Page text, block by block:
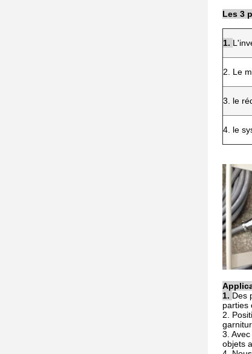
Les 3
1.
2. Le
3. le
4. le
1. Des
parties
2.
3.
objets